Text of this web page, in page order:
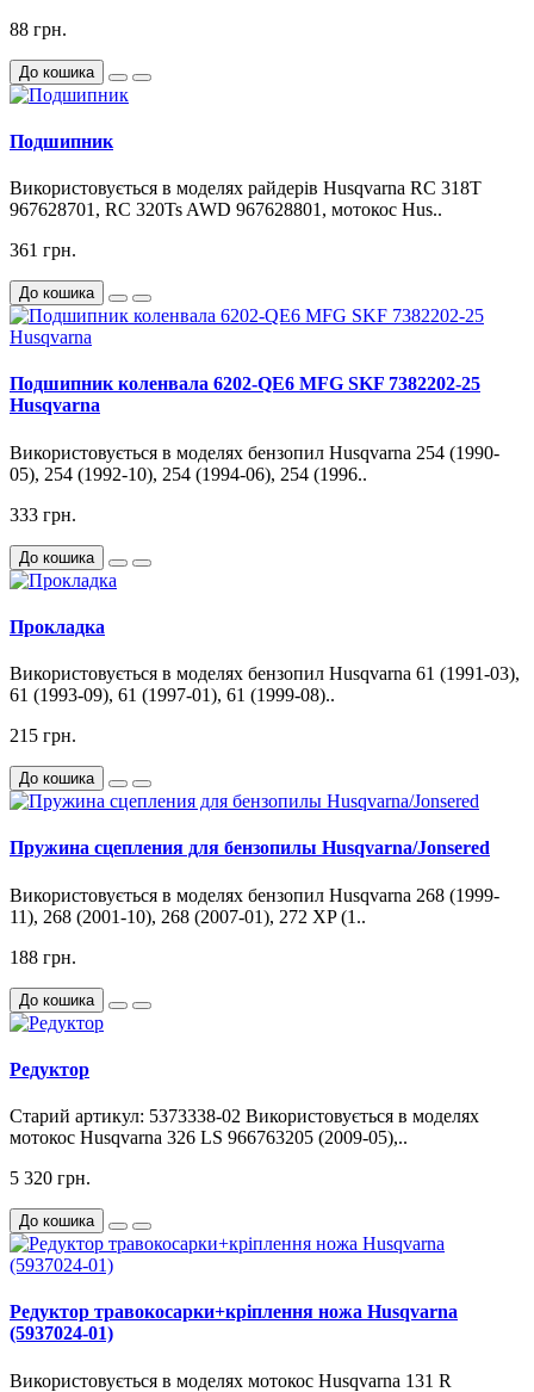
88 грн.
До кошика
Подшипник
Використовується в моделях райдерів Husqvarna RC 318T
967628701, RC 320Ts AWD 967628801, мотокос Hus..
361 грн.
До кошика
Подшипник коленвала 6202-QE6 MFG SKF 7382202-25
Husqvarna
Використовується в моделях бензопил Husqvarna 254 (1990-
05), 254 (1992-10), 254 (1994-06), 254 (1996..
333 грн.
До кошика
Прокладка
Використовується в моделях бензопил Husqvarna 61 (1991-03),
61 (1993-09), 61 (1997-01), 61 (1999-08)..
215 грн.
До кошика
Пружина сцепления для бензопилы Husqvarna/Jonsered
Використовується в моделях бензопил Husqvarna 268 (1999-
11), 268 (2001-10), 268 (2007-01), 272 XP (1..
188 грн.
До кошика
Редуктор
Старий артикул: 5373338-02 Використовується в моделях
мотокос Husqvarna 326 LS 966763205 (2009-05),..
5 320 грн.
До кошика
Редуктор травокосарки+кріплення ножа Husqvarna
(5937024-01)
Використовується в моделях мотокос Husqvarna 131 R